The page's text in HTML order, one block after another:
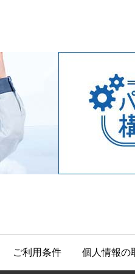
ご利用条件 個人情報の